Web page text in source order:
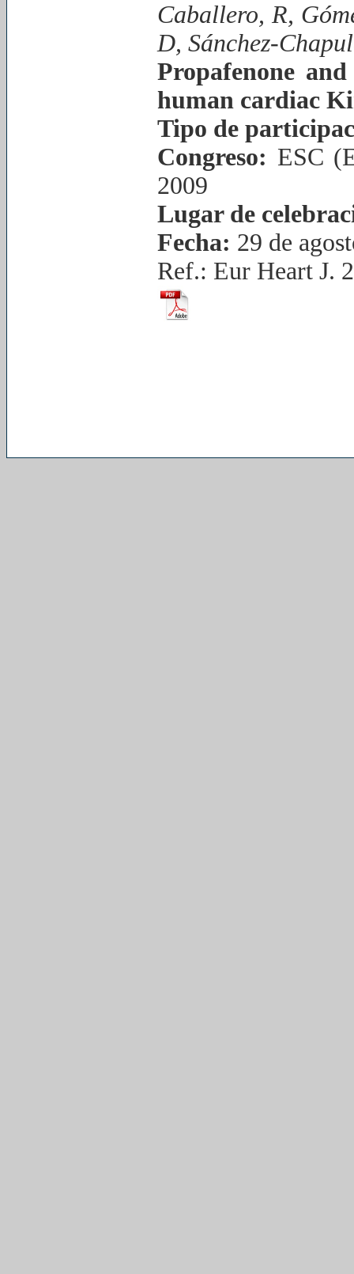
Caballero, R,
D, Sánchez-
Propafenone
human cardiac
Tipo de
Congreso: ESC
2009
Lugar de
Fecha: 29 de
Ref.: Eur Heart J.